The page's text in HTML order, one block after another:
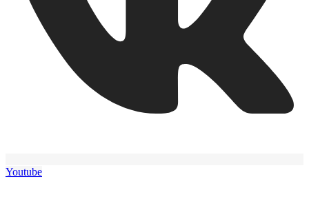
Youtube